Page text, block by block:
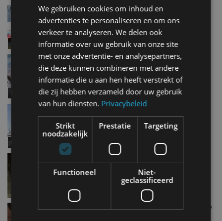
Netflix Kijktip: Need for Speed
dec 2018
Need For Speed Payback – Gamereview
nov 2017
Need for Speed Payback: Dit zijn de auto’s
okt 2017
We breken elke verkeerswet die er is en worden
rijkelijk beloond
jan 2016
5 redenen waarom Need for Speed-fans slapeloze
We gebruiken cookies om inhoud en
advertenties te personaliseren en om ons
verkeer te analyseren. We delen ook
informatie over uw gebruik van onze site
met onze advertentie- en analysepartners,
die deze kunnen combineren met andere
informatie die u aan hen heeft verstrekt of
die zij hebben verzameld door uw gebruik
van hun diensten. Privacybeleid
Strikt
noodzakelijk
Prestatie Targeting
Functioneel
Niet-
geclassificeerd